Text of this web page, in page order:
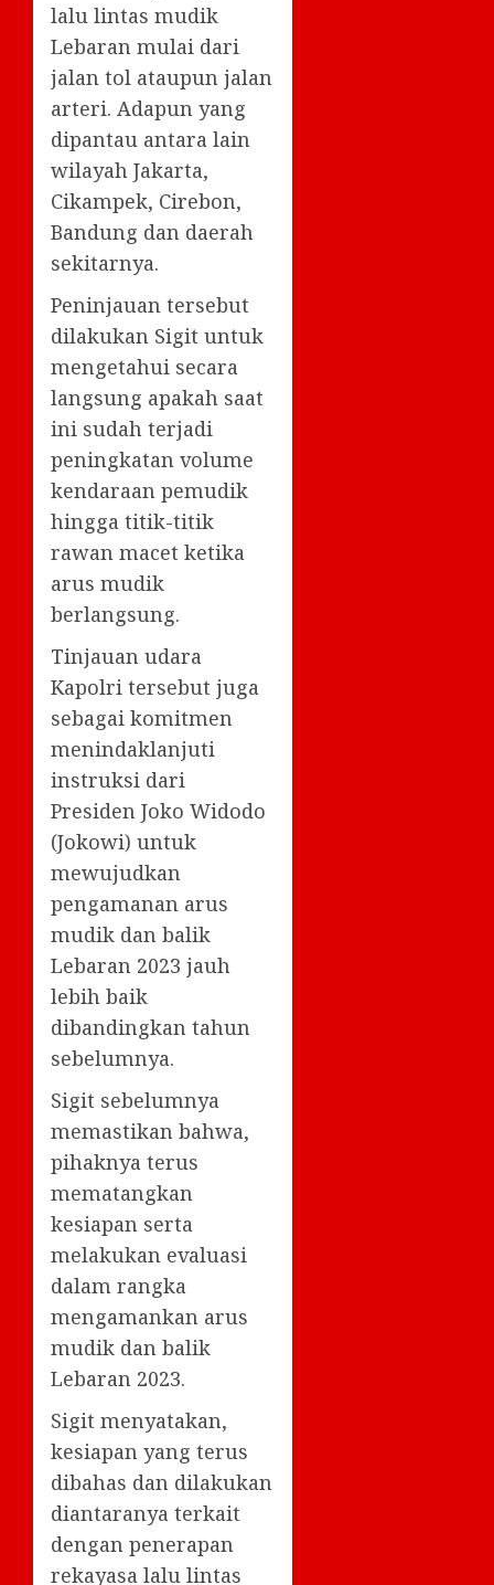
lalu lintas mudik
Lebaran mulai dari
jalan tol ataupun jalan
arteri. Adapun yang
dipantau antara lain
wilayah Jakarta,
Cikampek, Cirebon,
Bandung dan daerah
sekitarnya.
Peninjauan tersebut
dilakukan Sigit untuk
mengetahui secara
langsung apakah saat
ini sudah terjadi
peningkatan volume
kendaraan pemudik
hingga titik-titik
rawan macet ketika
arus mudik
berlangsung.
Tinjauan udara
Kapolri tersebut juga
sebagai komitmen
menindaklanjuti
instruksi dari
Presiden Joko Widodo
(Jokowi) untuk
mewujudkan
pengamanan arus
mudik dan balik
Lebaran 2023 jauh
lebih baik
dibandingkan tahun
sebelumnya.
Sigit sebelumnya
memastikan bahwa,
pihaknya terus
mematangkan
kesiapan serta
melakukan evaluasi
dalam rangka
mengamankan arus
mudik dan balik
Lebaran 2023.
Sigit menyatakan,
kesiapan yang terus
dibahas dan dilakukan
diantaranya terkait
dengan penerapan
rekayasa lalu lintas